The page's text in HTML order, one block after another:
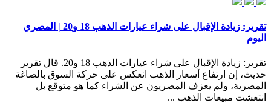
تقرير: زيادة الإقبال على شراء عيارات الذهب 18 و20 | المصري
اليوم
تقرير: زيادة الإقبال على شراء عيارات الذهب 18 و20. قال تقرير
حديث، إن ارتفاع أسعار الذهب انعكس على حركة السوق بالصاغة
المصرية، ولم يعزف المصريون عن الشراء كما هو متوقع بل
انتعشت مبيعات الذهب ...